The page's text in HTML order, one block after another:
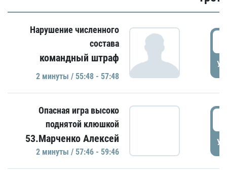
Нарушение численного
состава
командный штраф
2 минуты / 55:48 - 57:48
Опасная игра высоко
поднятой клюшкой
53.Марченко Алексей
2 минуты / 57:46 - 59:46